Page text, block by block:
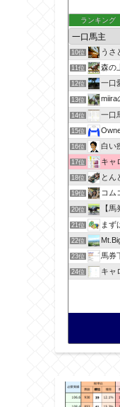
ランキング
10位 うさ
11位 森の
12位 一口
13位 miira
14位 一口
15位
16位 白い
17位 キャ
18位 とん
19位 コム
20位 【馬
21位 まず
22位
23位 馬券
24位 キャ